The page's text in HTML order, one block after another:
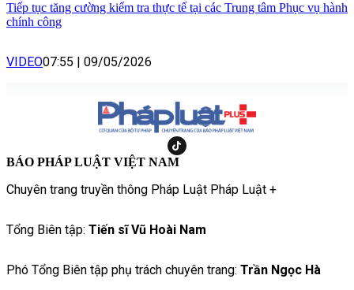
Tiếp tục tăng cường kiểm tra thực tế tại các Trung tâm Phục vụ hành
chính công
VIDEO07:55 09/05/2026
BÁO PHÁP LUẬT VIỆT NAM
Chuyên trang truyền thông Pháp Luật Pháp Luật +
Tổng Biên tập: Tiến sĩ Vũ Hoài Nam
Phó Tổng Biên tập phụ trách chuyên trang: Trần Ngọc Hà